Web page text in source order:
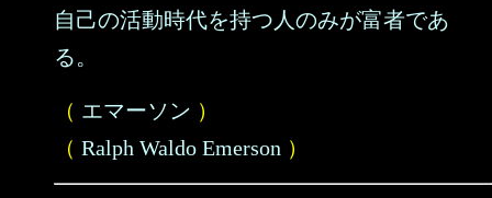
自己の活動時代を持つ人のみが富者であ
る。
（ エマーソン ）
（ Ralph Waldo Emerson ）